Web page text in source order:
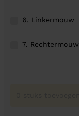
6. Linkermouw
7. Rechtermouw